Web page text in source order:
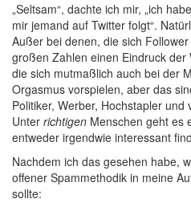
„Seltsam“, dachte ich mir, „ich habe
mir jemand auf Twitter folgt“.
Außer bei denen, die sich
großen Zahlen einen Eindruck der
die sich mutmaßlich auch bei der
Orgasmus vorspielen, aber das
Politiker, Werber, Hochstapler
Unter richtigen Menschen geht es
entweder irgendwie interessant
Nachdem ich das gesehen habe,
offener Spammethodik in meine
sollte: